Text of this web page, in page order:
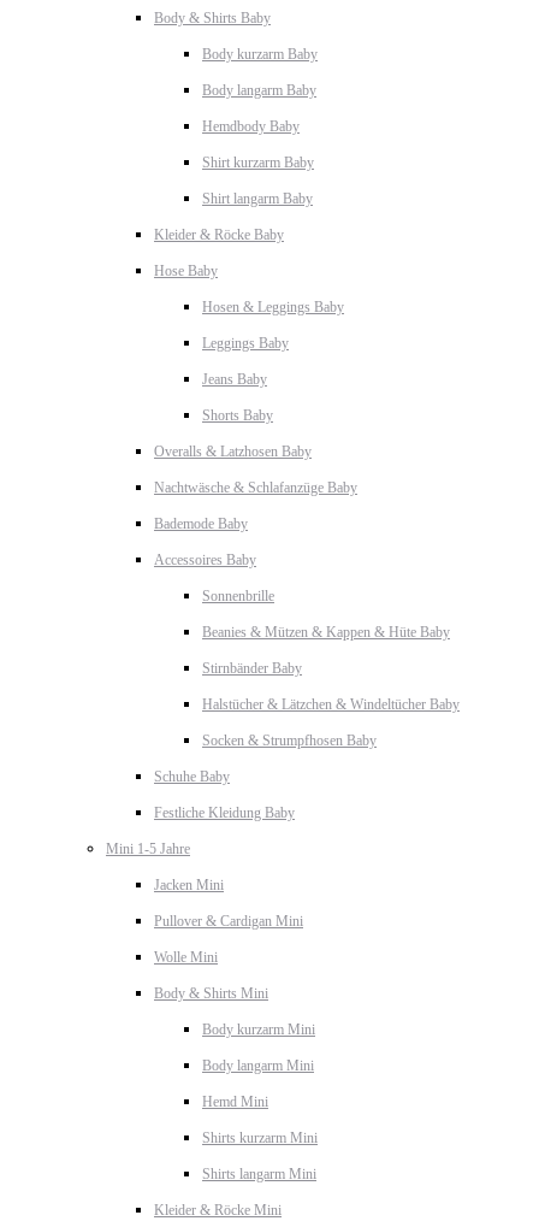
Body & Shirts Baby
Body kurzarm Baby
Body langarm Baby
Hemdbody Baby
Shirt kurzarm Baby
Shirt langarm Baby
Kleider & Röcke Baby
Hose Baby
Hosen & Leggings Baby
Leggings Baby
Jeans Baby
Shorts Baby
Overalls & Latzhosen Baby
Nachtwäsche & Schlafanzüge Baby
Bademode Baby
Accessoires Baby
Sonnenbrille
Beanies & Mützen & Kappen & Hüte Baby
Stirnbänder Baby
Halstücher & Lätzchen & Windeltücher Baby
Socken & Strumpfhosen Baby
Schuhe Baby
Festliche Kleidung Baby
Mini 1-5 Jahre
Jacken Mini
Pullover & Cardigan Mini
Wolle Mini
Body & Shirts Mini
Body kurzarm Mini
Body langarm Mini
Hemd Mini
Shirts kurzarm Mini
Shirts langarm Mini
Kleider & Röcke Mini